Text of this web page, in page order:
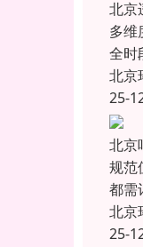
北京
多维
全时
北京
25-
北京
规范
都需
北京
25-